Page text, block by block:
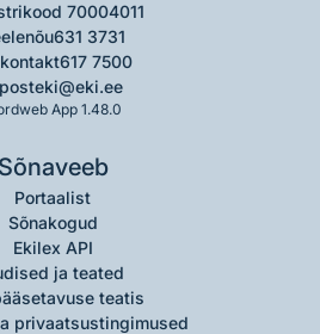
70004011
631 3731
617 7500
eki@eki.ee
App 1.48.0
Sõnaveeb
Portaalist
Sõnakogud
Ekilex API
ja teated
teatis
privaatsustingimused